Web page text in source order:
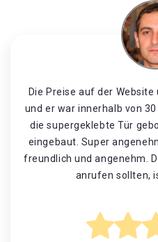
Die Preise auf der
und er war innerhalb von
die supergeklebte Tür
eingebaut. Super
freundlich und angenehm.
anrufen sollten,